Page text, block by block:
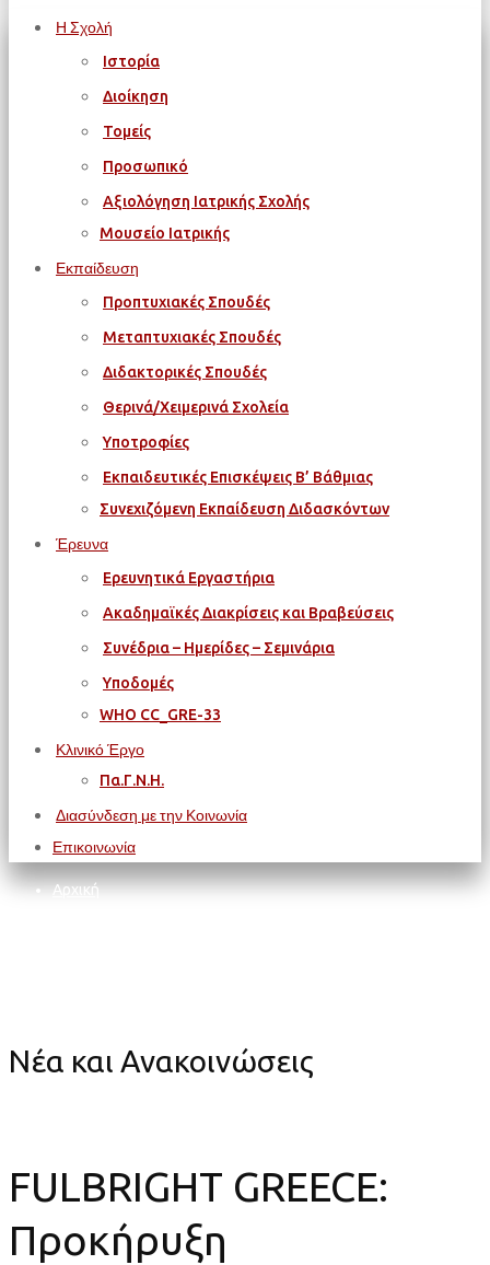
Η Σχολή
Ιστορία
Διοίκηση
Τομείς
Προσωπικό
Αξιολόγηση Ιατρικής Σχολής
Μουσείο Ιατρικής
Εκπαίδευση
Προπτυχιακές Σπουδές
Μεταπτυχιακές Σπουδές
Διδακτορικές Σπουδές
Θερινά/Χειμερινά Σχολεία
Υποτροφίες
Εκπαιδευτικές Επισκέψεις Β’ Βάθμιας
Συνεχιζόμενη Εκπαίδευση Διδασκόντων
Έρευνα
Ερευνητικά Εργαστήρια
Ακαδημαϊκές Διακρίσεις και Βραβεύσεις
Συνέδρια – Ημερίδες – Σεμινάρια
Υποδομές
WΗΟ CC_GRE-33
Κλινικό Έργο
Πα.Γ.Ν.Η.
Διασύνδεση με την Κοινωνία
Επικοινωνία
Αρχική
Νέα και Ανακοινώσεις
FULBRIGHT GREECE:
Προκήρυξη